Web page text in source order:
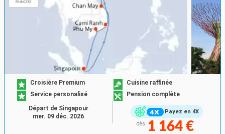
Payez en 4X
Croisière Premium
Cuisine raffinée
Service personalisé
Pension complète
dès 1 164 €
Départ de Singapour
mer. 09 déc. 2026